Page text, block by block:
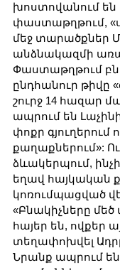
խոստովանում են
փաստաթղթում,
մեջ տարածքներ
անձնակազմի
Փաստաթղթում
ընդհանուր թիվը
շուրջ 14 հազար
ապրում են
փոքր գյուղերում
քաղաքներում»:
ձևակերպում,
եղավ հայկական
կոռումպացված
«Բնակիչները
հայեր են, ովքեր
տեղափոխվել
Նրանք ապրում